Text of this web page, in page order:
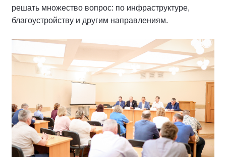
решать множество вопрос: по инфраструктуре,
благоустройству и другим направлениям.